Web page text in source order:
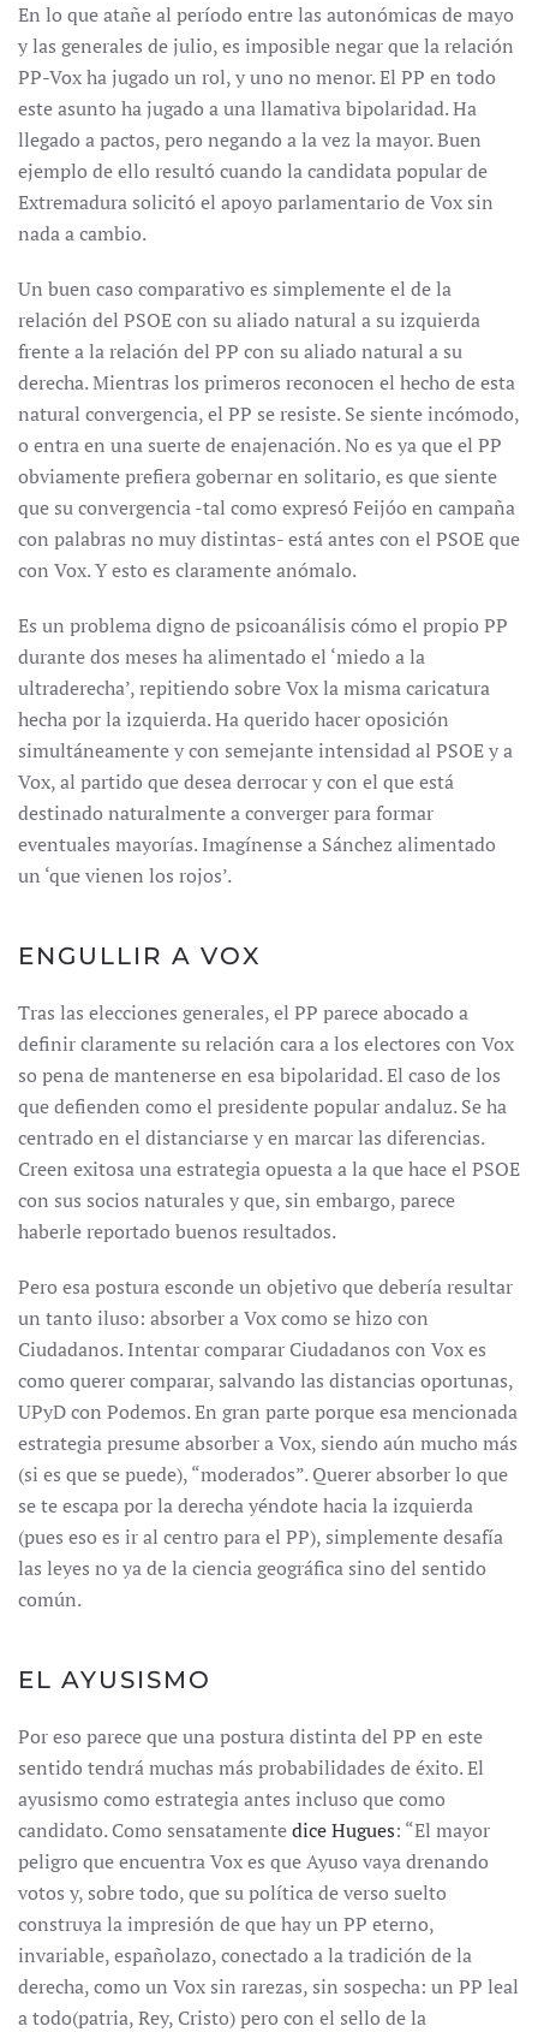
En lo que atañe al período entre las autonómicas de mayo
y las generales de julio, es imposible negar que la relación
PP-Vox ha jugado un rol, y uno no menor. El PP en todo
este asunto ha jugado a una llamativa bipolaridad. Ha
llegado a pactos, pero negando a la vez la mayor. Buen
ejemplo de ello resultó cuando la candidata popular de
Extremadura solicitó el apoyo parlamentario de Vox sin
nada a cambio.
Un buen caso comparativo es simplemente el de la
relación del PSOE con su aliado natural a su izquierda
frente a la relación del PP con su aliado natural a su
derecha. Mientras los primeros reconocen el hecho de esta
natural convergencia, el PP se resiste. Se siente incómodo,
o entra en una suerte de enajenación. No es ya que el PP
obviamente prefiera gobernar en solitario, es que siente
que su convergencia -tal como expresó Feijóo en campaña
con palabras no muy distintas- está antes con el PSOE que
con Vox. Y esto es claramente anómalo.
Es un problema digno de psicoanálisis cómo el propio PP
durante dos meses ha alimentado el ‘miedo a la
ultraderecha’, repitiendo sobre Vox la misma caricatura
hecha por la izquierda. Ha querido hacer oposición
simultáneamente y con semejante intensidad al PSOE y a
Vox, al partido que desea derrocar y con el que está
destinado naturalmente a converger para formar
eventuales mayorías. Imagínense a Sánchez alimentado
un ‘que vienen los rojos’.
ENGULLIR A VOX
Tras las elecciones generales, el PP parece abocado a
definir claramente su relación cara a los electores con Vox
so pena de mantenerse en esa bipolaridad. El caso de los
que defienden como el presidente popular andaluz. Se ha
centrado en el distanciarse y en marcar las diferencias.
Creen exitosa una estrategia opuesta a la que hace el PSOE
con sus socios naturales y que, sin embargo, parece
haberle reportado buenos resultados.
Pero esa postura esconde un objetivo que debería resultar
un tanto iluso: absorber a Vox como se hizo con
Ciudadanos. Intentar comparar Ciudadanos con Vox es
como querer comparar, salvando las distancias oportunas,
UPyD con Podemos. En gran parte porque esa mencionada
estrategia presume absorber a Vox, siendo aún mucho más
(si es que se puede), “moderados”. Querer absorber lo que
se te escapa por la derecha yéndote hacia la izquierda
(pues eso es ir al centro para el PP), simplemente desafía
las leyes no ya de la ciencia geográfica sino del sentido
común.
EL AYUSISMO
Por eso parece que una postura distinta del PP en este
sentido tendrá muchas más probabilidades de éxito. El
ayusismo como estrategia antes incluso que como
candidato. Como sensatamentedice Hugues: “El mayor
peligro que encuentra Vox es que Ayuso vaya drenando
votos y, sobre todo, que su política de verso suelto
construya la impresión de que hay un PP eterno,
invariable, españolazo, conectado a la tradición de la
derecha, como un Vox sin rarezas, sin sospecha: un PP leal
a todo(patria, Rey, Cristo) pero con el sello de la